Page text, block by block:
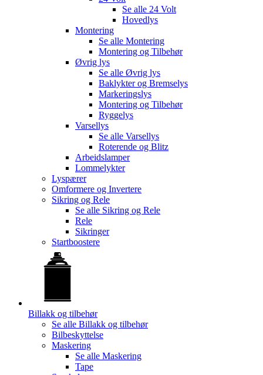
Se alle 24 Volt
Hovedlys
Montering
Se alle Montering
Montering og Tilbehør
Øvrig lys
Se alle Øvrig lys
Baklykter og Bremselys
Markeringslys
Montering og Tilbehør
Ryggelys
Varsellys
Se alle Varsellys
Roterende og Blitz
Arbeidslamper
Lommelykter
Lyspærer
Omformere og Invertere
Sikring og Rele
Se alle Sikring og Rele
Rele
Sikringer
Startboostere
Billakk og tilbehør
Se alle Billakk og tilbehør
Bilbeskyttelse
Maskering
Se alle Maskering
Tape